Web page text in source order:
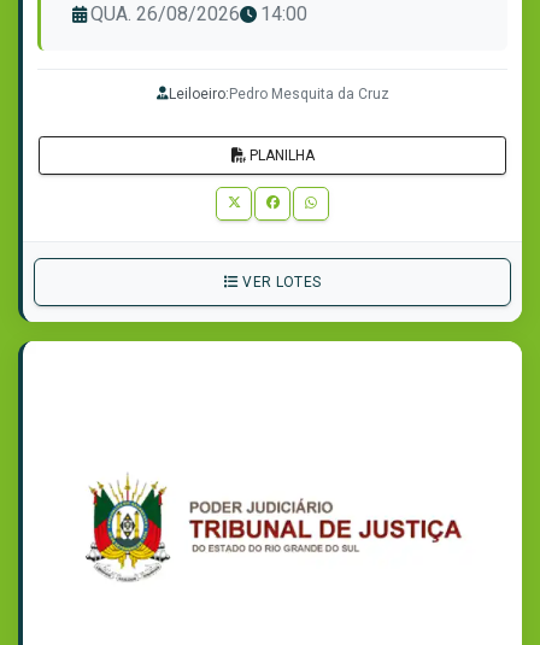
QUA. 26/08/2026 14:00
Leiloeiro:Pedro Mesquita da Cruz
PLANILHA
VER LOTES